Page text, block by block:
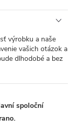
výrobku a naše
vašich otázok a
dlhodobé a bez
spoloční